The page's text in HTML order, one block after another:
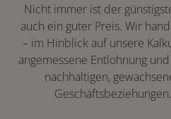
Nicht immer ist der
auch ein guter Preis. Wir
– im Hinblick auf unsere
angemessene Entlohnung
nachhaltigen,
Geschäftsbeziehungen.